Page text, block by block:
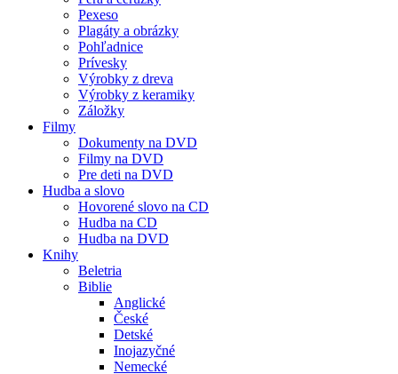
Pexeso
Plagáty a obrázky
Pohľadnice
Prívesky
Výrobky z dreva
Výrobky z keramiky
Záložky
Filmy
Dokumenty na DVD
Filmy na DVD
Pre deti na DVD
Hudba a slovo
Hovorené slovo na CD
Hudba na CD
Hudba na DVD
Knihy
Beletria
Biblie
Anglické
České
Detské
Inojazyčné
Nemecké